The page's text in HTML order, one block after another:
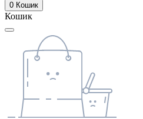
0 Кошик
Кошик